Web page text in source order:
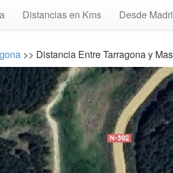
Distancias en Kms Desde
>> Distancia Entre Tarragona y